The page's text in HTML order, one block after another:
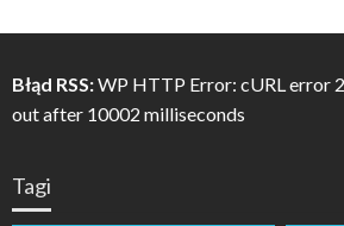
Błąd RSS:WP HTTP Error: cURL error
out after 10002 milliseconds
Tagi